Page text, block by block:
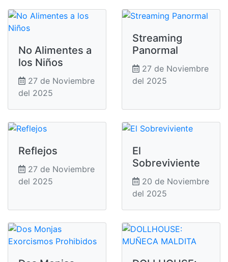
No Alimentes a
los Niños
27 de Noviembre
del 2025
Streaming
Panormal
27 de Noviembre
del 2025
Reflejos
27 de Noviembre
del 2025
El
Sobreviviente
20 de Noviembre
del 2025